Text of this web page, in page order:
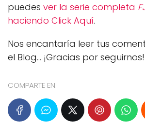
puedes ver la serie completa
haciendo Click Aquí.
Nos encantaría leer tus
el Blog... ¡Gracias por seguirnos!
COMPARTE EN: